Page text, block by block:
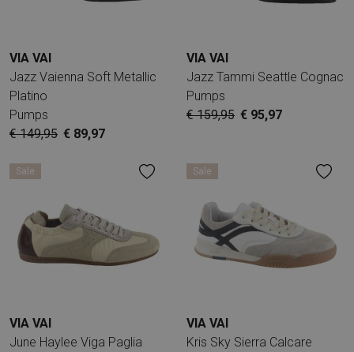
VIA VAI
Jazz Vaienna Soft Metallic
Platino
Pumps
€ 149,95 € 89,97
VIA VAI
Jazz Tammi Seattle Cognac
Pumps
€ 159,95 € 95,97
Sale
VIA VAI
June Haylee Viga Paglia
Sale
VIA VAI
Kris Sky Sierra Calcare